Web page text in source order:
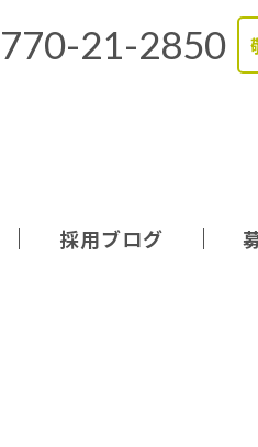
21-2850
採用ブログ